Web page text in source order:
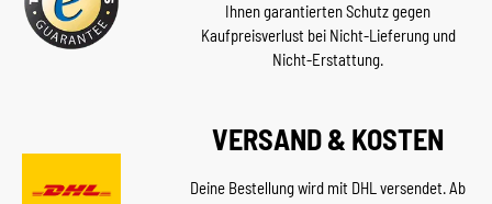
Ihnen garantierten Schutz gegen
Kaufpreisverlust bei Nicht-Lieferung und
Nicht-Erstattung.
VERSAND & KOSTEN
Deine Bestellung wird mit DHL versendet. Ab